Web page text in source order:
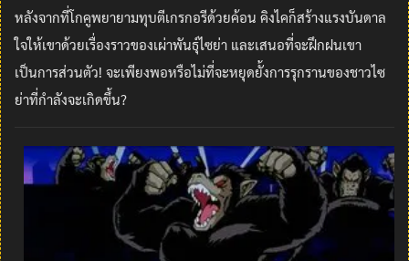
หลังจากที่โกคูพยายามทุบตีเกรกอรีด้วยค้อน คิงไคก็สร้างแรงบันดาล
ใจให้เขาด้วยเรื่องราวของเผ่าพันธุ์ไซย่า และเสนอที่จะฝึกฝนเขา
เป็นการส่วนตัว! จะเพียงพอหรือไม่ที่จะหยุดยั้งการรุกรานของชาวไซ
ย่าที่กำลังจะเกิดขึ้น?